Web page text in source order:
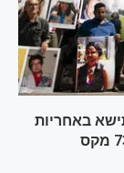
באחריות